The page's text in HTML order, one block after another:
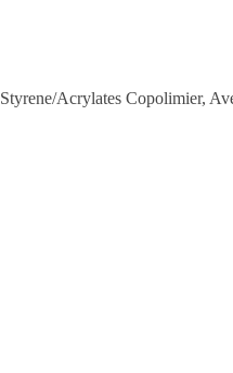
Acrylates Copolimier,